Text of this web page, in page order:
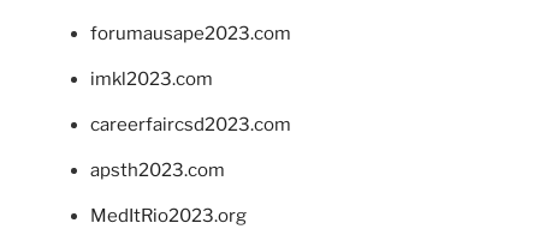
forumausape2023.com
imkl2023.com
careerfaircsd2023.com
apsth2023.com
MedItRio2023.org